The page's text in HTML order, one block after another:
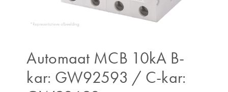
Automaat MCB 10kA B-
kar: GW92593 / C-kar: